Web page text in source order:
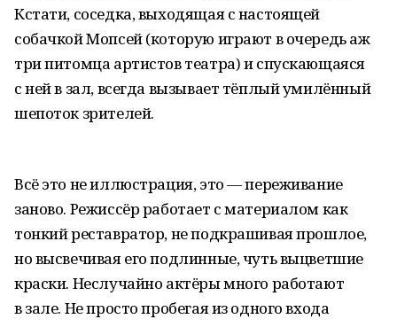
Кстати, соседка, выходящая с настоящей
собачкой Мопсей (которую играют в очередь аж
три питомца артистов театра) и спускающаяся
с ней в зал, всегда вызывает тёплый умилённый
шепоток зрителей.
Всё это не иллюстрация, это — переживание
заново. Режиссёр работает с материалом как
тонкий реставратор, не подкрашивая прошлое,
но высвечивая его подлинные, чуть выцветшие
краски. Неслучайно актёры много работают
в зале. Не просто пробегая из одного входа